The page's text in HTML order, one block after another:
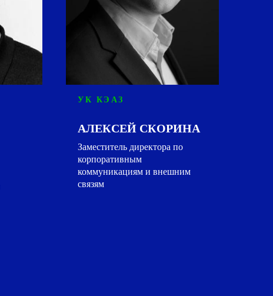
УК КЭАЗ
АЛЕКСЕЙ СКОРИНА
Заместитель директора по
корпоративным
коммуникациям и внешним
связям